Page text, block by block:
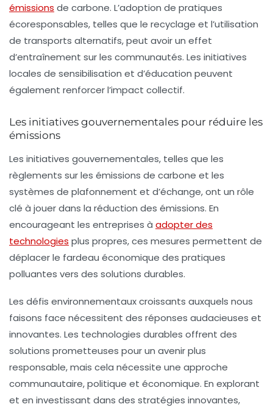
émissions de carbone. L’adoption de pratiques
écoresponsables, telles que le recyclage et l’utilisation
de transports alternatifs, peut avoir un effet
d’entraînement sur les communautés. Les initiatives
locales de sensibilisation et d’éducation peuvent
également renforcer l’impact collectif.
Les initiatives gouvernementales pour réduire les
émissions
Les initiatives gouvernementales, telles que les
règlements sur les émissions de carbone et les
systèmes de plafonnement et d’échange, ont un rôle
clé à jouer dans la réduction des émissions. En
encourageant les entreprises à adopter des
technologies plus propres, ces mesures permettent de
déplacer le fardeau économique des pratiques
polluantes vers des solutions durables.
Les défis environnementaux croissants auxquels nous
faisons face nécessitent des réponses audacieuses et
innovantes. Les technologies durables offrent des
solutions prometteuses pour un avenir plus
responsable, mais cela nécessite une approche
communautaire, politique et économique. En explorant
et en investissant dans des stratégies innovantes,